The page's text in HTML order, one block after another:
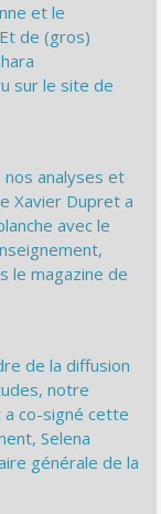
et le
de (gros)
sur le site de
analyses et
Xavier Dupret a
avec le
le magazine de
de la diffusion
notre
a co-signé cette
Selena
générale de la